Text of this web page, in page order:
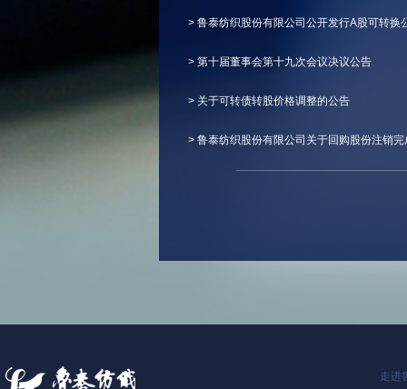
> 鲁泰纺织股份有限公司公开发行A股可转换
> 第十届董事会第十九次会议决议公告
> 关于可转债转股价格调整的公告
> 鲁泰纺织股份有限公司关于回购股份注销
走进